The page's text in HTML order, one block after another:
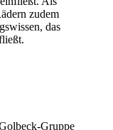
zudem
das
Gruppe